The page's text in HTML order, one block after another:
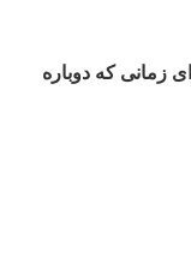
زمانی که دوباره